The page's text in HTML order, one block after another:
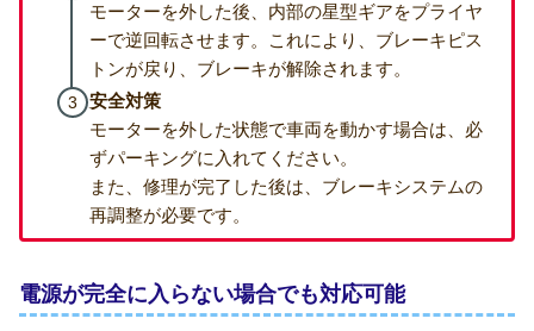
モーターを外した後、内部の星型ギアをプライヤ
ーで逆回転させます。これにより、ブレーキピス
トンが戻り、ブレーキが解除されます​。
安全対策
モーターを外した状態で車両を動かす場合は、必
ずパーキングに入れてください。
また、修理が完了した後は、ブレーキシステムの
再調整が必要です​​。
電源が完全に入らない場合でも対応可能